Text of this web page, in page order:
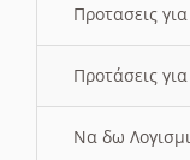
Προτασεις
Προτάσεις
Να δω